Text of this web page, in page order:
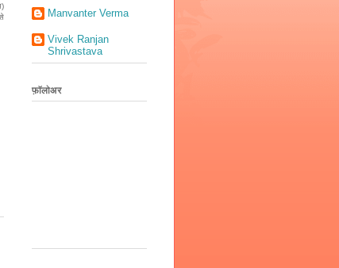
Manvanter Verma
Vivek Ranjan
Shrivastava
फ़ॉलोअर